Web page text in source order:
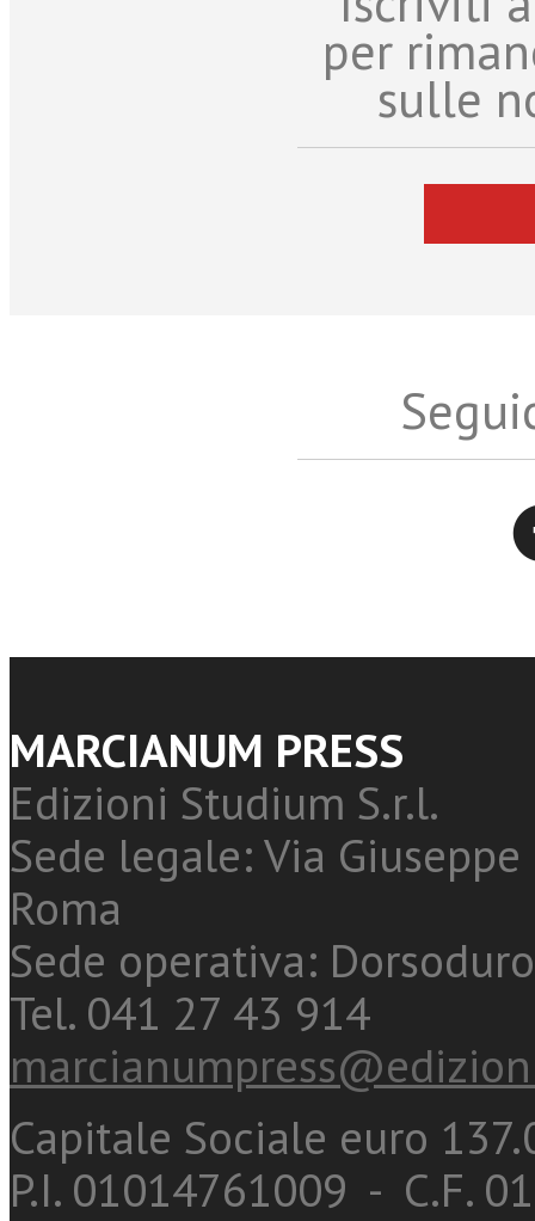
per
sulle
MARCIANUM PRESS
Edizioni Studium S.r.l.
Sede legale: Via
Roma
Sede operativa:
Tel. 041 27 43 914
Capitale Sociale euro
P.I. 01014761009 - C.F.